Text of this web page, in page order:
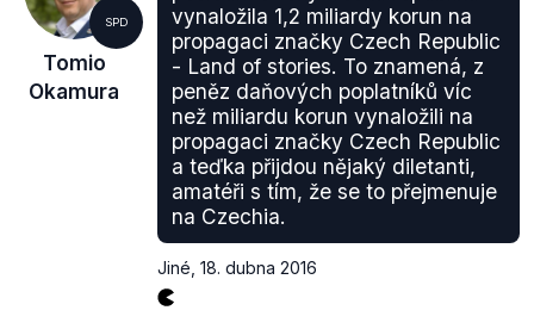
uváděli politologové, že Okamura má šance na
postup do 2. kola, mezi oběma koly pak byl dokonce
jmenován jako kandidát se "solidní šancí uspět ".
SPD
Tomio
Okamura
vynaložila 1,2 miliardy korun na
propagaci značky Czech Republic
- Land of stories. To znamená, z
peněz daňových poplatníků víc
než miliardu korun vynaložili na
propagaci značky Czech Republic
a teďka přijdou nějaký diletanti,
amatéři s tím, že se to přejmenuje
na Czechia.
Jiné 18. dubna 2016